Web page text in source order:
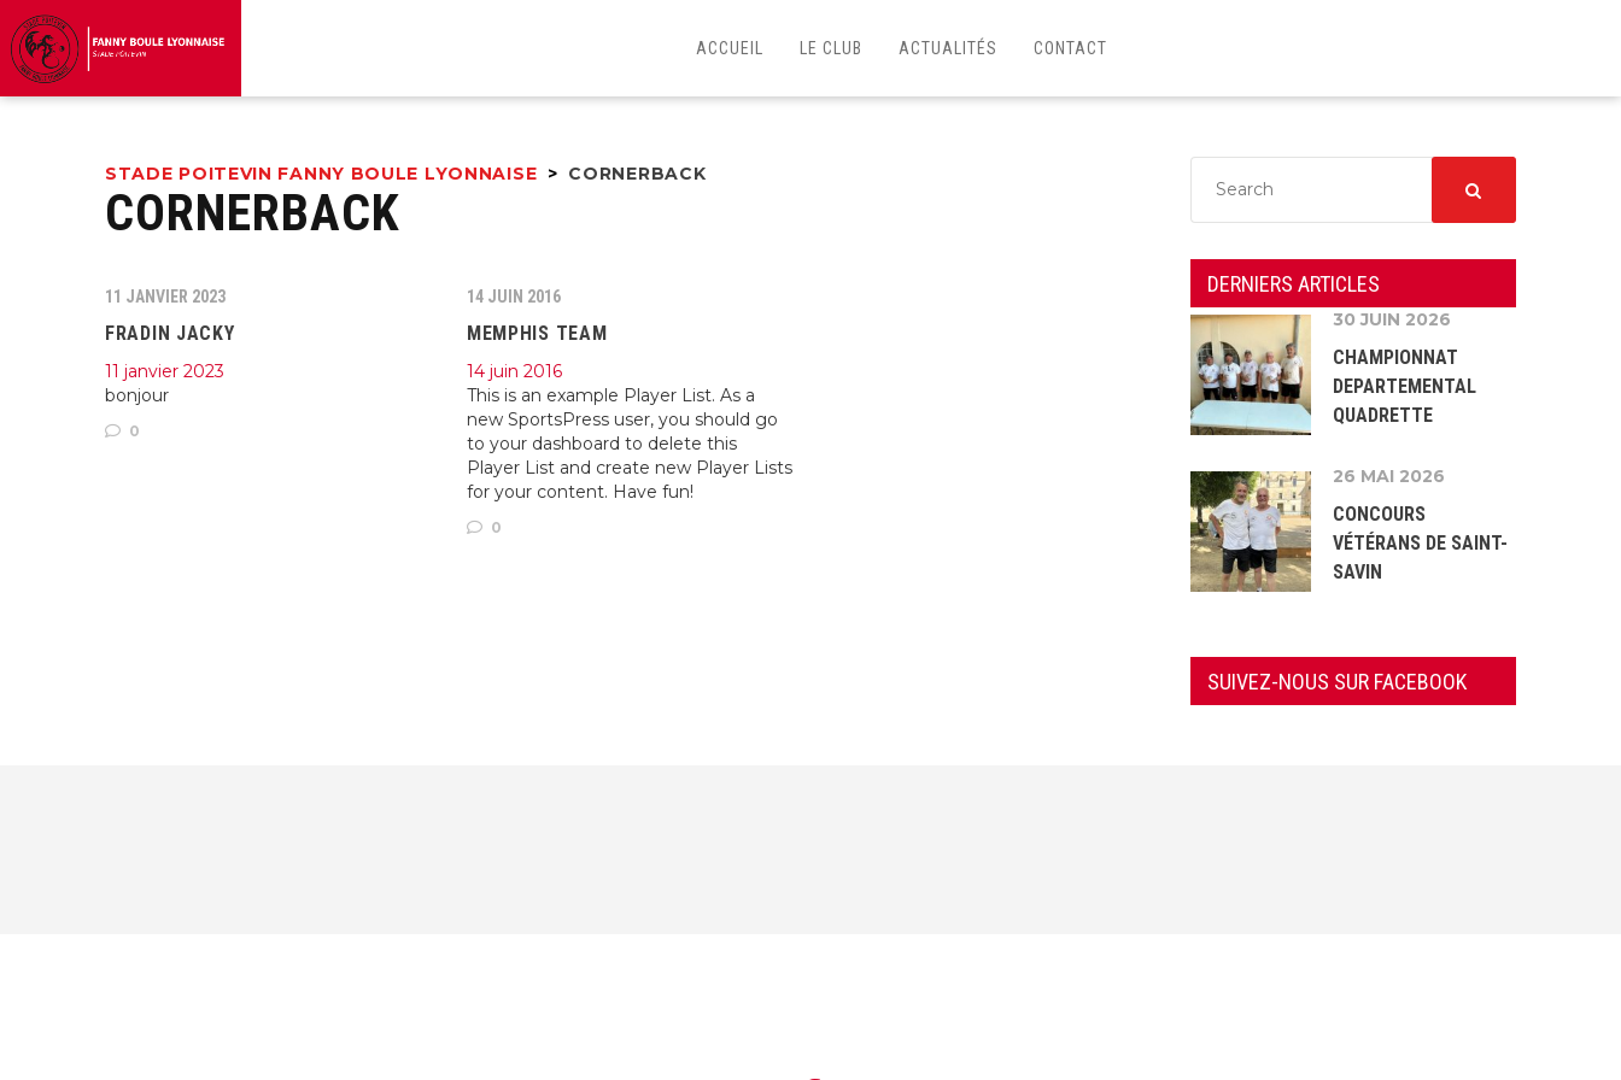
ACCUEIL LE CLUB ACTUALITÉS CONTACT
STADE POITEVIN FANNY BOULE LYONNAISE > CORNERBACK
CORNERBACK
11 JANVIER 2023
FRADIN JACKY
11 janvier 2023
bonjour
0
14 JUIN 2016
MEMPHIS TEAM
14 juin 2016
This is an example Player List. As a
new SportsPress user, you should go
to your dashboard to delete this
Player List and create new Player Lists
for your content. Have fun!
0
DERNIERS ARTICLES
30 JUIN 2026
CHAMPIONNAT
DEPARTEMENTAL
QUADRETTE
26 MAI 2026
CONCOURS
VÉTÉRANS DE SAINT-
SAVIN
SUIVEZ-NOUS SUR FACEBOOK